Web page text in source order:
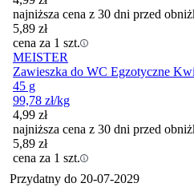
najniższa cena z 30 dni przed
5,89 zł
cena za 1 szt.
MEISTER
Zawieszka do WC Egzotyczne
45 g
99,78 zł/kg
4,99 zł
najniższa cena z 30 dni przed
5,89 zł
cena za 1 szt.
Przydatny do 20-07-2029